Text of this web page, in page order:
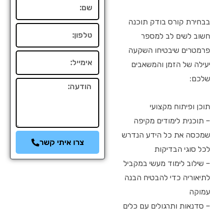
בבחירת קורס בודק תוכנה
חשוב לשים לב למספר
פרמטרים שיבטיחו השקעה
יעילה של הזמן והמשאבים
שלכם:
תוכן ופיתוח מקצועי
– תוכנית לימודים מקיפה
שמכסה את כל הידע הנדרש
לכל סוגי הבדיקות
– שילוב לימוד מעשי במקביל
לתיאוריה כדי להבטיח הבנה
עמוקה
– סדנאות ותרגולים עם כלים
הודעה
צרו איתי קשר